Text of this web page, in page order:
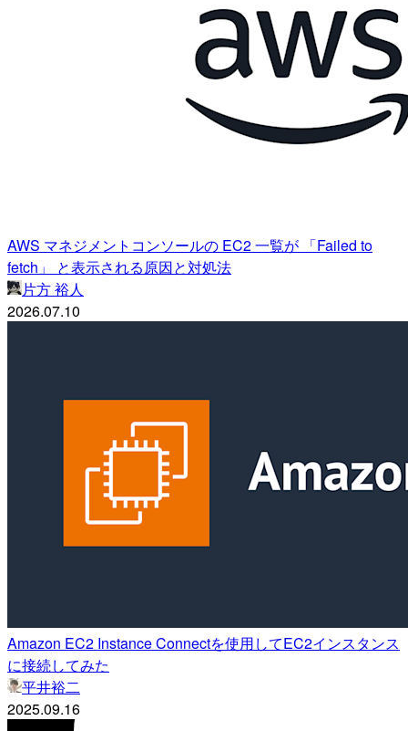
AWS マネジメントコンソールの EC2 一覧が 「Failed to
fetch」 と表示される原因と対処法
片方 裕人
2026.07.10
Amazon EC2 Instance Connectを使用してEC2インスタンス
に接続してみた
平井裕二
2025.09.16